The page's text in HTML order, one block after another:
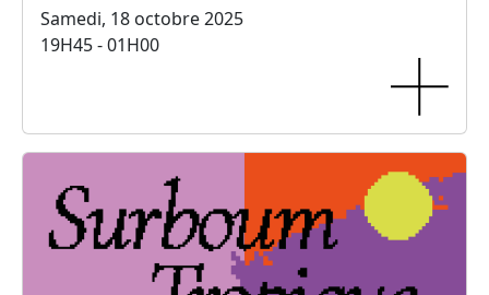
Samedi, 18 octobre 2025
19H45 - 01H00